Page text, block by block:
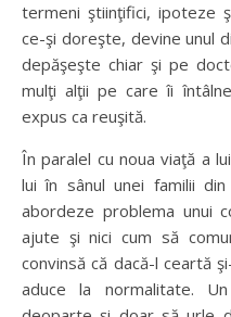
termeni ştiinţifici, ipoteze
ce-şi doreşte, devine unul
depăşeşte chiar şi pe
mulţi alţii pe care îi
expus ca reuşită.
În paralel cu noua viaţă a
lui în sânul unei familii
abordeze problema unui
ajute şi nici cum să
convinsă că dacă-l ceartă
aduce la normalitate.